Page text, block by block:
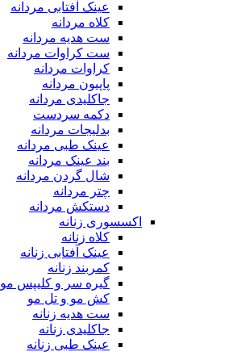
عینک آفتابی مردانه
کلاه مردانه
ست هدیه مردانه
ست کراوات مردانه
کراوات مردانه
پاپیون مردانه
جاکلیدی مردانه
دکمه سردست
بدلیجات مردانه
عینک طبی مردانه
بند عینک مردانه
شال گردن مردانه
چتر مردانه
دستکش مردانه
اکسسوری زنانه
کلاه زنانه
عینک آفتابی زنانه
کمربند زنانه
گیره سر و کلیپس مو
کش مو و تل مو
ست هدیه زنانه
جاکلیدی زنانه
عینک طبی زنانه